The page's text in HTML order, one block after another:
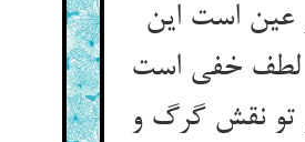
است این
خفی است
نقش گرگ و